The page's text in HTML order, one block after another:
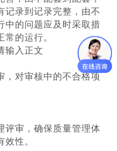
记录到记录完整，由不
中的问题应及时采取措
的运行。
输入正文
，对审核中的不合格项
评审，确保质量管理体
性。